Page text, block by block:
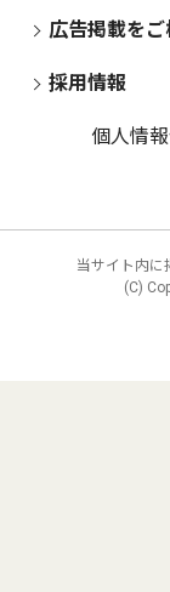
広告掲載を
採用情報
個人情
当サイト内に
(C)